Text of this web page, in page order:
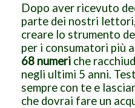
Dopo aver ricevuto
parte dei nostri
creare lo strumento
per i consumatori più
68 numeri che
negli ultimi 5 anni.
sempre con te e
che dovrai fare un